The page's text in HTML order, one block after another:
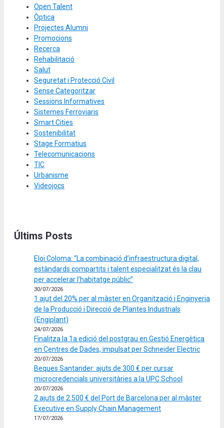
Open Talent
Òptica
Projectes Alumni
Promocions
Recerca
Rehabilitació
Salut
Seguretat i Protecció Civil
Sense Categoritzar
Sessions Informatives
Sistemes Ferroviaris
Smart Cities
Sostenibilitat
Stage Formatius
Telecomunicacions
TIC
Urbanisme
Videojocs
Últims Posts
Eloi Coloma: “La combinació d’infraestructura digital,
estàndards compartits i talent especialitzat és la clau
per accelerar l’habitatge públic”
30/07/2026
1 ajut del 20% per al màster en Organització i Enginyeria
de la Producció i Direcció de Plantes Industrials
(Engiplant)
24/07/2026
Finalitza la 1a edició del postgrau en Gestió Energètica
en Centres de Dades, impulsat per Schneider Electric
20/07/2026
Beques Santander: ajuts de 300 € per cursar
microcredencials universitàries a la UPC School
20/07/2026
2 ajuts de 2.500 € del Port de Barcelona per al màster
Executive en Supply Chain Management
17/07/2026